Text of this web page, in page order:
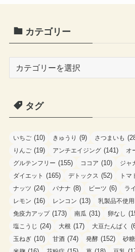
カテゴリー
ゴ
タグ
いちご (10) きゅうり (9) さつまいも
りんご (19) アンチエイジング (141) オ
グルテンフリー (155) ココア (10) ジャ
ダイエット (165) デトックス (52) トマ
ナッツ (24) バナナ (8) ビーツ (6) ラ
レモン (16) レンコン (13) 乳製品不使用
免疫力アップ(173) 南瓜 (31) 卵なし
塩こうじ (24) 大根 (17) 大豆たんぱく
玉ねぎ (10) 甘酒 (74) 発酵 (152) 砂